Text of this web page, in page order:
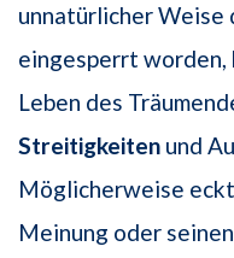
unnatürlicher Weise
eingesperrt worden,
Leben des
Streitigkeiten und
Möglicherweise
Meinung oder